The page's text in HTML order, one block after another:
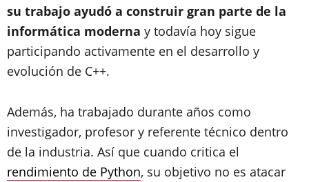
su trabajo ayudó a construir gran parte de la
informática moderna y todavía hoy sigue
participando activamente en el desarrollo y
evolución de C++.
Además, ha trabajado durante años como
investigador, profesor y referente técnico dentro
de la industria. Así que cuando critica el
rendimiento de Python, su objetivo no es atacar